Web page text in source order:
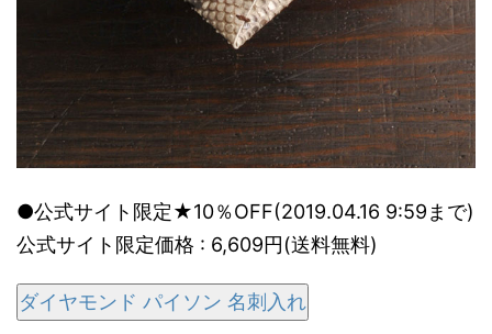
●公式サイト限定★10％OFF(2019.04.16 9:59まで)
公式サイト限定価格 : 6,609円(送料無料)
ダイヤモンド パイソン 名刺入れ